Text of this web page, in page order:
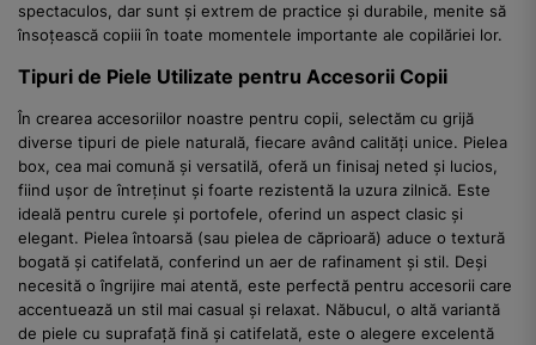
spectaculos, dar sunt și extrem de practice și durabile, menite să
însoțească copiii în toate momentele importante ale copilăriei lor.
Tipuri de Piele Utilizate pentru Accesorii Copii
În crearea accesoriilor noastre pentru copii, selectăm cu grijă
diverse tipuri de piele naturală, fiecare având calități unice. Pielea
box, cea mai comună și versatilă, oferă un finisaj neted și lucios,
fiind ușor de întreținut și foarte rezistentă la uzura zilnică. Este
ideală pentru curele și portofele, oferind un aspect clasic și
elegant. Pielea întoarsă (sau pielea de căprioară) aduce o textură
bogată și catifelată, conferind un aer de rafinament și stil. Deși
necesită o îngrijire mai atentă, este perfectă pentru accesorii care
accentuează un stil mai casual și relaxat. Năbucul, o altă variantă
de piele cu suprafață fină și catifelată, este o alegere excelentă